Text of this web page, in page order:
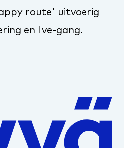
route' uitvoerig
en live-gang.